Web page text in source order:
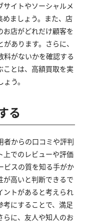
イトやソーシャルメ
めましょう。また、店
お店がどれだけ顧客を
あります。さらに、
料がないかを確認する
ことは、高額買取を実
う。
る
者からの口コミや評判
上でのレビューや評価
ビスの質を知る手がか
が高いと判断できるで
ントがあると考えられ
考にすることで、満足
らに、友人や知人のお